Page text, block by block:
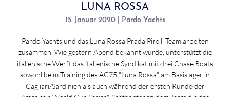
LUNA ROSSA
15. Januar 2020 | Pardo Yachts
Pardo Yachts und das Luna Rossa Prada Pirelli Team arbeiten
zusammen. Wie gestern Abend bekannt wurde, unterstützt die
italienische Werft das italienische Syndikat mit drei Chase Boats
sowohl beim Training des AC75 "Luna Rossa" am Basislager in
Cagliari/Sardinien als auch während der ersten Runde der